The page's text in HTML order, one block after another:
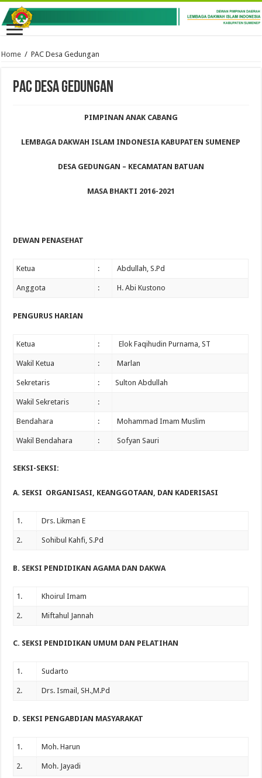
Home / PAC Desa Gedungan
PAC Desa Gedungan
PIMPINAN ANAK CABANG
LEMBAGA DAKWAH ISLAM INDONESIA KABUPATEN SUMENEP
DESA GEDUNGAN – KECAMATAN BATUAN
MASA BHAKTI 2016-2021
DEWAN PENASEHAT
Ketua : Abdullah, S.Pd
Anggota : H. Abi Kustono
PENGURUS HARIAN
Ketua : Elok Faqihudin Purnama, ST
Wakil Ketua : Marlan
Sekretaris : Sulton Abdullah
Wakil Sekretaris :
Bendahara : Mohammad Imam Muslim
Wakil Bendahara : Sofyan Sauri
SEKSI-SEKSI:
A. SEKSI ORGANISASI, KEANGGOTAAN, DAN KADERISASI
1. Drs. Likman E
2. Sohibul Kahfi, S.Pd
B. SEKSI PENDIDIKAN AGAMA DAN DAKWA
1. Khoirul Imam
2. Miftahul Jannah
C. SEKSI PENDIDIKAN UMUM DAN PELATIHAN
1. Sudarto
2. Drs. Ismail, SH.,M.Pd
D. SEKSI PENGABDIAN MASYARAKAT
1. Moh. Harun
2. Moh. Jayadi